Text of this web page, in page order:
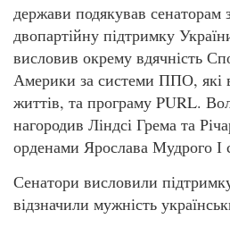
держави подякував сенаторам
двопартійну підтримку
висловив окрему вдячність
Америки за системи ППО, які
життів, та програму PURL.
нагородив Ліндсі Грема та
орденами Ярослава Мудрого І
Сенатори висловили
відзначили мужність